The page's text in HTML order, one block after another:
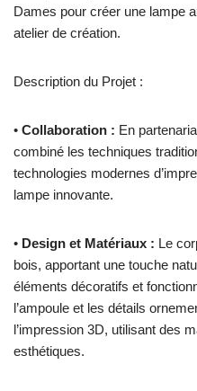
Dames pour créer une lampe
atelier de création.
Description du Projet :
• Collaboration : En
combiné les techniques
technologies modernes
lampe innovante.
• Design et Matériaux : Le
bois, apportant une touche
éléments décoratifs et
l’ampoule et les détails
l’impression 3D, utilisant des
esthétiques.